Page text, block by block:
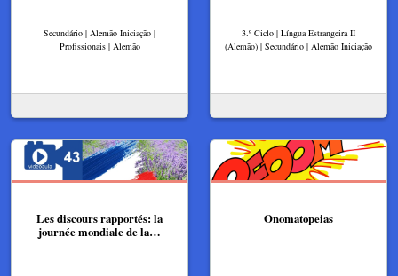
Secundário | Alemão Iniciação |
Profissionais | Alemão
3.º Ciclo | Língua Estrangeira II
(Alemão) | Secundário | Alemão Iniciação
Les discours rapportés: la
journée mondiale de la…
Onomatopeias